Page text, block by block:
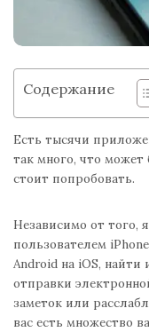
Содержание
Есть тысячи
так много, что может
стоит попробовать.
Независимо от того,
пользователем
Android на iOS,
отправки
заметок или
вас есть множество